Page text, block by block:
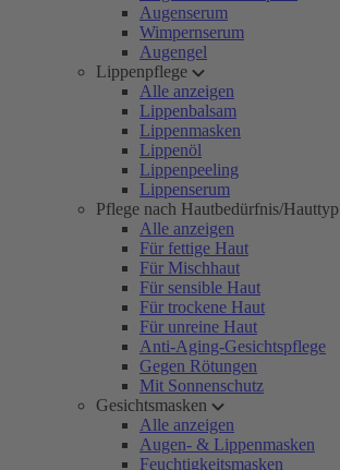
Augenserum
Wimpernserum
Augengel
Lippenpflege
Alle anzeigen
Lippenbalsam
Lippenmasken
Lippenöl
Lippenpeeling
Lippenserum
Pflege nach Hautbedürfnis/Hauttyp
Alle anzeigen
Für fettige Haut
Für Mischhaut
Für sensible Haut
Für trockene Haut
Für unreine Haut
Anti-Aging-Gesichtspflege
Gegen Rötungen
Mit Sonnenschutz
Gesichtsmasken
Alle anzeigen
Augen- & Lippenmasken
Feuchtigkeitsmasken